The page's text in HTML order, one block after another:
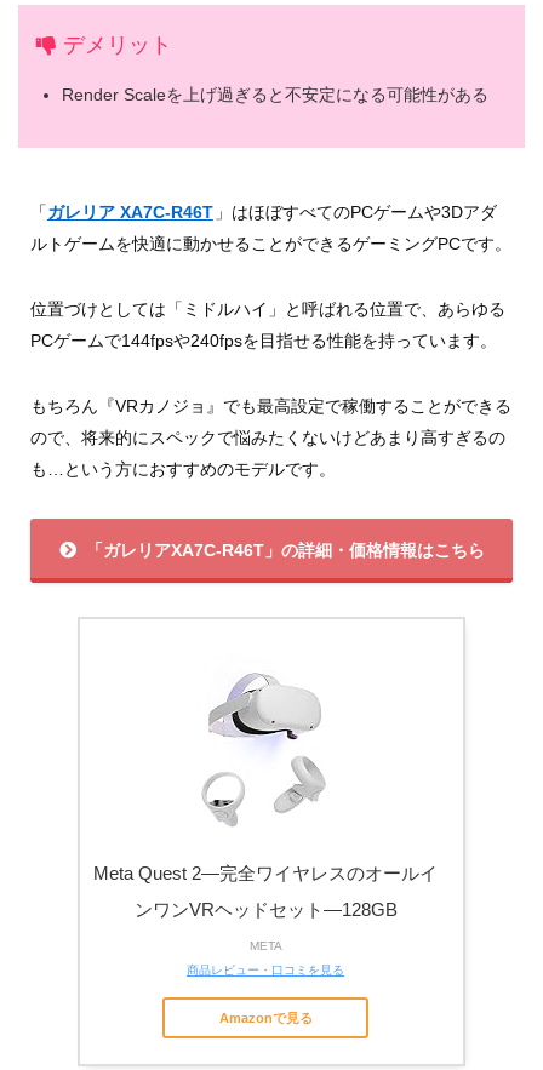
デメリット
Render Scaleを上げ過ぎると不安定になる可能性がある
「ガレリア XA7C-R46T 」はほぼすべてのPCゲームや3Dアダ
ルトゲームを快適に動かせることができるゲーミングPCです。
位置づけとしては「ミドルハイ」と呼ばれる位置で、あらゆる
PCゲームで144fpsや240fpsを目指せる性能を持っています。
もちろん『VRカノジョ』でも最高設定で稼働することができる
ので、将来的にスペックで悩みたくないけどあまり高すぎるの
も…という方におすすめのモデルです。
「ガレリアXA7C-R46T」の詳細・価格情報はこちら
Meta Quest 2—完全ワイヤレスのオールイ
ンワンVRヘッドセット—128GB
META
商品レビュー・口コミを見る
Amazonで見る